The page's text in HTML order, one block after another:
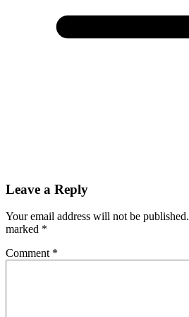
Leave a Reply
Your email address will not be published.
marked *
Comment *